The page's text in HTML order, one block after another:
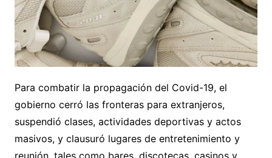
Para combatir la propagación del Covid-19, el
gobierno cerró las fronteras para extranjeros,
suspendió clases, actividades deportivas y actos
masivos, y clausuró lugares de entretenimiento y